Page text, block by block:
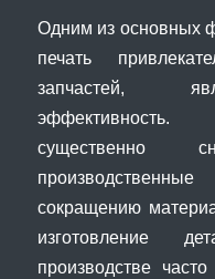
Одним из основных
печать
запчастей,
эффективность.
существенно
сокращению
изготовление
производстве